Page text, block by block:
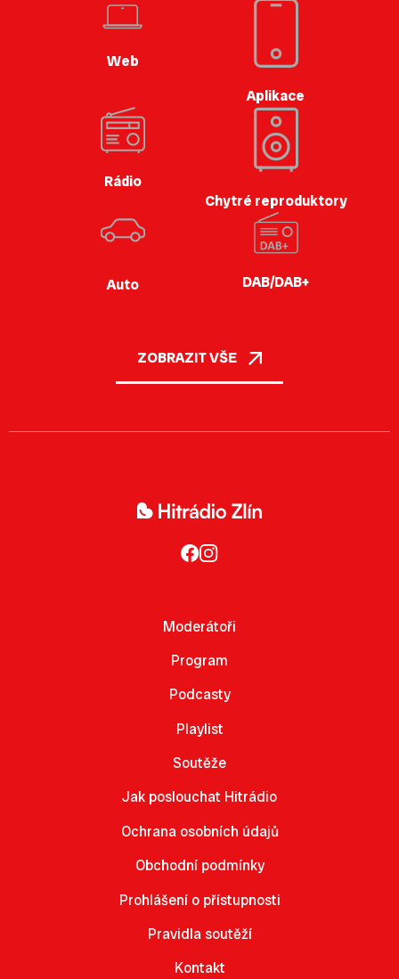
Web
Aplikace
Rádio
Chytré reproduktory
Auto DAB/DAB+
ZOBRAZIT VŠE
Moderátoři
Program
Podcasty
Playlist
Soutěže
Jak poslouchat Hitrádio
Ochrana osobních údajů
Obchodní podmínky
Prohlášení o přístupnosti
Pravidla soutěží
Kontakt